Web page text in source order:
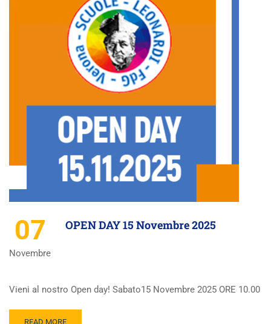
07
Novembre
OPEN DAY 15 Novembre 2025
Vieni al nostro Open day! Sabato15 Novembre 2025 ORE 10.00
READ MORE